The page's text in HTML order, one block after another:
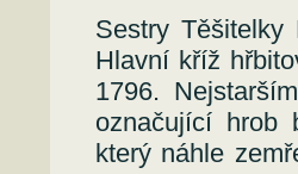
Sestry
Hlavní kříž
1796.
označující hrob
který náhle